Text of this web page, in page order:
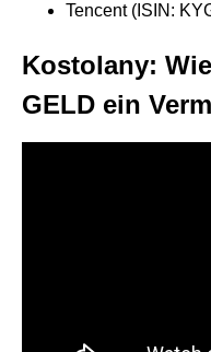
Tencent (ISIN:
Kostolany:
GELD ein